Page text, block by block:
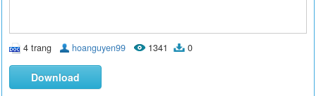
4 trang hoanguyen99 1341 0
Download